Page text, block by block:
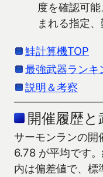
度を確認可
まれる指定
鮭計算機TOP
最強武器ラン
説明＆考察
開催履歴と
サーモンランの開
6.78 が平均です
内は偏差値で、